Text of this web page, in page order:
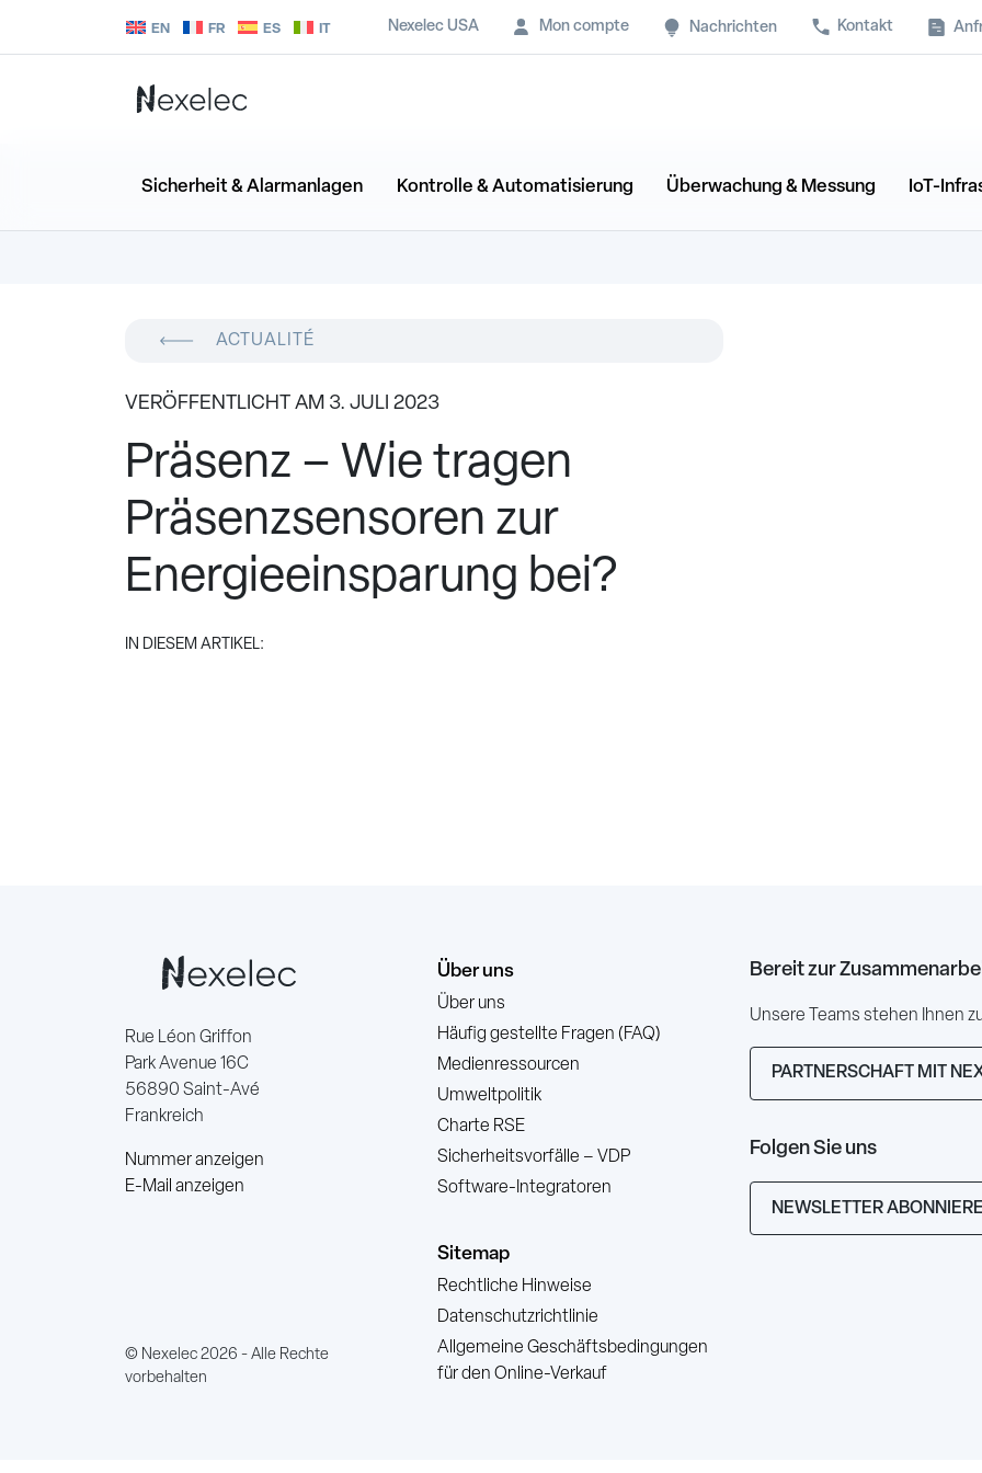
EN FR ES IT Nexelec USA Mon compte Nachrichten Kontakt
Sicherheit & Alarmanlagen Kontrolle & Automatisierung Überwachung & Messung IoT-
ACTUALITÉ
VERÖFFENTLICHT AM 3. JULI 2023
Präsenz – Wie tragen
Präsenzsensoren zur
Energieeinsparung bei?
IN DIESEM ARTIKEL:
Rue Léon Griffon
Park Avenue 16C
56890 Saint-Avé
Frankreich
Nummer anzeigen
E-Mail anzeigen
© Nexelec 2026 - Alle Rechte
vorbehalten
Über uns
Über uns
Häufig gestellte Fragen (FAQ)
Medienressourcen
Umweltpolitik
Charte RSE
Sicherheitsvorfälle – VDP
Software-Integratoren
Sitemap
Rechtliche Hinweise
Datenschutzrichtlinie
Allgemeine Geschäftsbedingungen
für den Online-Verkauf
Bereit zur
Unsere Teams stehen Ihnen
PARTNERSCHAFT MIT
Folgen Sie uns
NEWSLETTER